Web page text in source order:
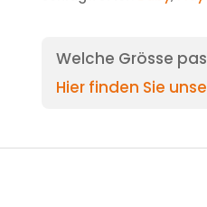
Welche Grösse
Hier finden Sie